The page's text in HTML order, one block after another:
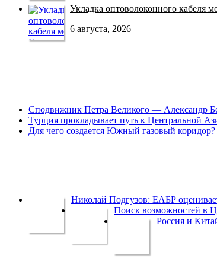
Укладка оптоволоконного кабеля
6 августа, 2026
Сподвижник Петра Великого — Александр
Турция прокладывает путь к Центральной
Для чего создается Южный газовый
Николай Подгузов: ЕАБР
Поиск возможностей в
Россия и